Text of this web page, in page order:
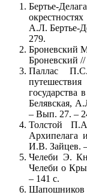
Бертье-
А.Л. Бертье-
279.
Броневский
Броневский
Паллас
Белявская,
– Вып. 27. –
Толстой
Архипелага
И.В. Зайцев.
Челеби Э.
Челеби о
– 141 с.